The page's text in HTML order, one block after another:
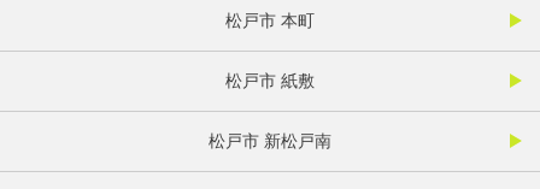
松戸市 本町
松戸市 紙敷
松戸市 新松戸南